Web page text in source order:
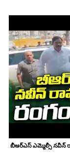
బీఆర్ఎస్ ఎమ్మెల్సీ నవీన్